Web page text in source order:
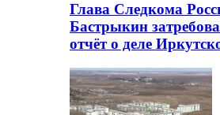
Глава Следкома
Бастрыкин
отчёт о деле